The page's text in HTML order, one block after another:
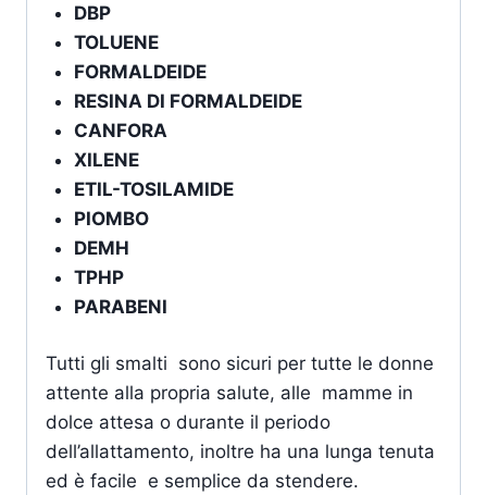
DBP
TOLUENE
FORMALDEIDE
RESINA DI FORMALDEIDE
CANFORA
XILENE
ETIL-TOSILAMIDE
PIOMBO
DEMH
TPHP
PARABENI
Tutti gli smalti sono sicuri per tutte le donne
attente alla propria salute, alle mamme in
dolce attesa o durante il periodo
dell’allattamento, inoltre ha una lunga tenuta
ed è facile e semplice da stendere.